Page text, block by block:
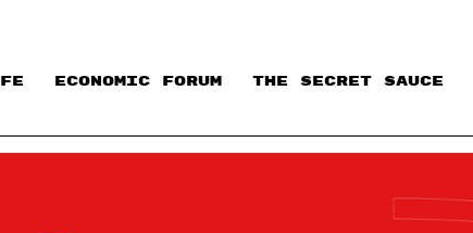
ECONOMIC FORUM THE SECRET SAUCE​